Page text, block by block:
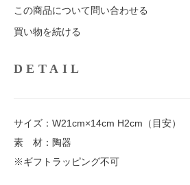
この商品について問い合わせる
買い物を続ける
DETAIL
サイズ：W21cm×14cm H2cm（目安）
素 材：陶器
※ギフトラッピング不可